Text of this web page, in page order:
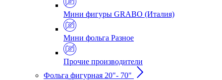
Мини фигуры GRABO (Италия)
Мини фольга Разное
Прочие производители
Фольга фигурная 20"- 70"